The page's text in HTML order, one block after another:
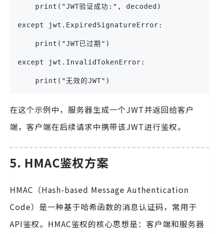
    print("JWT验证成功:", decoded)
except jwt.ExpiredSignatureError:
    print("JWT已过期")
except jwt.InvalidTokenError:
    print("无效的JWT")
在这个示例中，服务器生成一个JWT并返回给客户
端，客户端在后续请求中携带该JWT进行鉴权。
5. HMAC鉴权方案
HMAC（Hash-based Message Authentication
Code）是一种基于哈希函数的消息认证码，常用于
API鉴权。HMAC鉴权的核心思想是：客户端和服务器